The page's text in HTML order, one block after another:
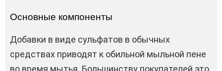
Основные компоненты
Добавки в виде сульфатов в обычных
средствах приводят к обильной мыльной пене
во время мытья. Большинству покупателей это